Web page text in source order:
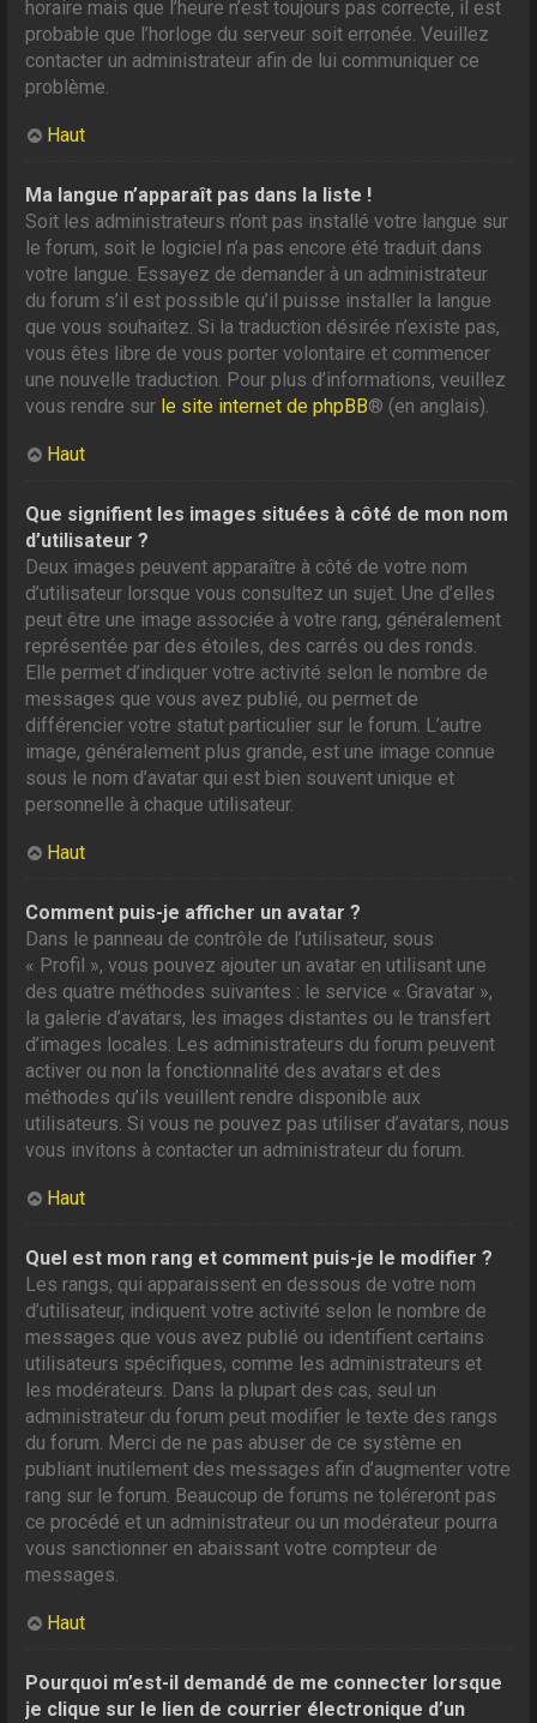
horaire mais que l’heure n’est toujours pas correcte, il est
probable que l’horloge du serveur soit erronée. Veuillez
contacter un administrateur afin de lui communiquer ce
problème.
Haut
Ma langue n’apparaît pas dans la liste !
Soit les administrateurs n’ont pas installé votre langue sur
le forum, soit le logiciel n’a pas encore été traduit dans
votre langue. Essayez de demander à un administrateur
du forum s’il est possible qu’il puisse installer la langue
que vous souhaitez. Si la traduction désirée n’existe pas,
vous êtes libre de vous porter volontaire et commencer
une nouvelle traduction. Pour plus d’informations, veuillez
vous rendre sur le site internet de phpBB® (en anglais).
Haut
Que signifient les images situées à côté de mon nom
d’utilisateur ?
Deux images peuvent apparaître à côté de votre nom
d’utilisateur lorsque vous consultez un sujet. Une d’elles
peut être une image associée à votre rang, généralement
représentée par des étoiles, des carrés ou des ronds.
Elle permet d’indiquer votre activité selon le nombre de
messages que vous avez publié, ou permet de
différencier votre statut particulier sur le forum. L’autre
image, généralement plus grande, est une image connue
sous le nom d’avatar qui est bien souvent unique et
personnelle à chaque utilisateur.
Haut
Comment puis-je afficher un avatar ?
Dans le panneau de contrôle de l’utilisateur, sous
« Profil », vous pouvez ajouter un avatar en utilisant une
des quatre méthodes suivantes : le service « Gravatar »,
la galerie d’avatars, les images distantes ou le transfert
d’images locales. Les administrateurs du forum peuvent
activer ou non la fonctionnalité des avatars et des
méthodes qu’ils veuillent rendre disponible aux
utilisateurs. Si vous ne pouvez pas utiliser d’avatars, nous
vous invitons à contacter un administrateur du forum.
Haut
Quel est mon rang et comment puis-je le modifier ?
Les rangs, qui apparaissent en dessous de votre nom
d’utilisateur, indiquent votre activité selon le nombre de
messages que vous avez publié ou identifient certains
utilisateurs spécifiques, comme les administrateurs et
les modérateurs. Dans la plupart des cas, seul un
administrateur du forum peut modifier le texte des rangs
du forum. Merci de ne pas abuser de ce système en
publiant inutilement des messages afin d’augmenter votre
rang sur le forum. Beaucoup de forums ne toléreront pas
ce procédé et un administrateur ou un modérateur pourra
vous sanctionner en abaissant votre compteur de
messages.
Haut
Pourquoi m’est-il demandé de me connecter lorsque
je clique sur le lien de courrier électronique d’un